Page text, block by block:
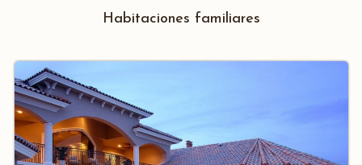
Habitaciones familiares